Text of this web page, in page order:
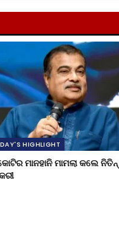
HIGHLIGHT
ମାନହାନି ମାମଲା କଲେ ନିତିନ୍